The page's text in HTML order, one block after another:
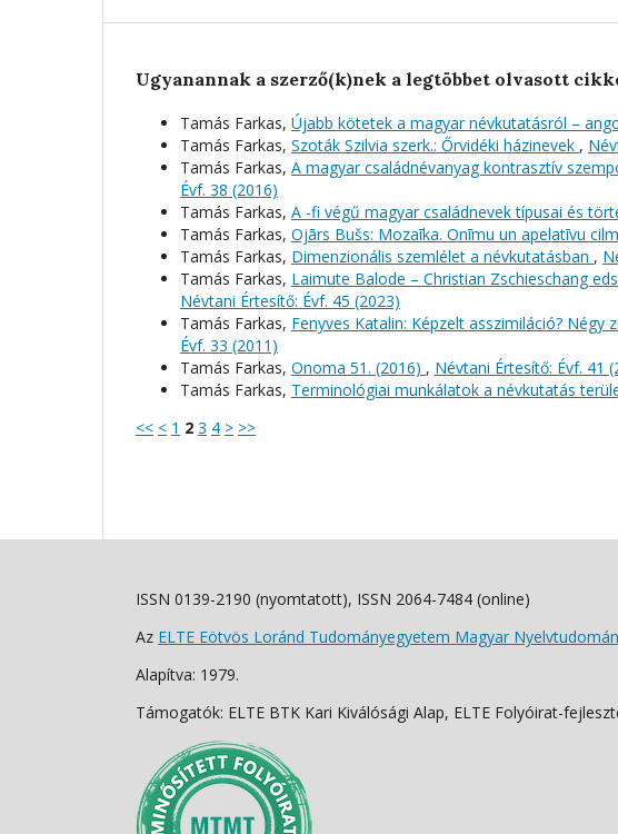
Ugyanannak a szerző(k)nek a legtöbbet olvasott
Tamás Farkas, Újabb kötetek a magyar névkutatásról –
Tamás Farkas, Szoták Szilvia szerk.: Őrvidéki házinevek ,
Tamás Farkas, A magyar családnévanyag kontrasztív
Évf. 38 (2016)
Tamás Farkas, A -fi végű magyar családnevek típusai és
Tamás Farkas, Ojārs Bušs: Mozaīka. Onīmu un apelatīvu
Tamás Farkas, Dimenzionális szemlélet a névkutatásban ,
Tamás Farkas, Laimute Balode – Christian Zschieschang
Névtani Értesítő: Évf. 45 (2023)
Tamás Farkas, Fenyves Katalin: Képzelt asszimiláció? Négy
Évf. 33 (2011)
Tamás Farkas, Onoma 51. (2016) , Névtani Értesítő: Évf. 41
Tamás Farkas, Terminológiai munkálatok a névkutatás
<< < 1 2 3 4 > >>
ISSN 0139-2190 (nyomtatott), ISSN 2064-7484 (online)
Az ELTE Eötvös Loránd Tudományegyetem Magyar
Alapítva: 1979.
Támogatók: ELTE BTK Kari Kiválósági Alap, ELTE Folyóirat-